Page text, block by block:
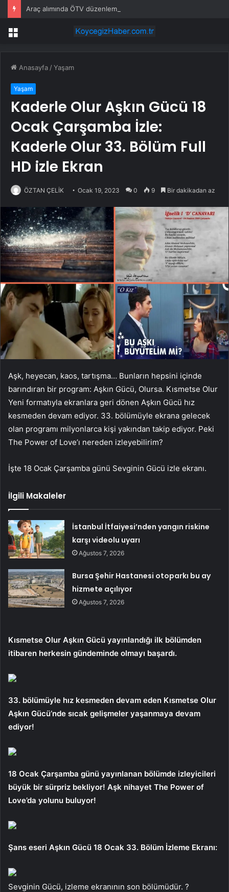
Menü
Anasayfa /Yaşam
Yaşam
Kaderle Olur Aşkın Gücü 18
Ocak Çarşamba İzle:
Kaderle Olur 33. Bölüm Full
HD izle Ekran
ÖZTAN ÇELİK Ocak 19, 2023 0 9 Bir dakikadan az
Aşk, heyecan, kaos, tartışma… Bunların hepsini içinde
barındıran bir program: Aşkın Gücü, Olursa. Kısmetse Olur
Yeni formatıyla ekranlara geri dönen Aşkın Gücü hız
kesmeden devam ediyor. 33. bölümüyle ekrana gelecek
olan programı milyonlarca kişi yakından takip ediyor. Peki
The Power of Love’ı nereden izleyebilirim?
İşte 18 Ocak Çarşamba günü Sevginin Gücü izle ekranı.
İlgili Makaleler
İstanbul İtfaiyesi’nden yangın riskine
karşı videolu uyarı
Ağustos 7, 2026
Bursa Şehir Hastanesi otoparkı bu ay
hizmete açılıyor
Ağustos 7, 2026
Kısmetse Olur Aşkın Gücü yayınlandığı ilk bölümden
itibaren herkesin gündeminde olmayı başardı.
33. bölümüyle hız kesmeden devam eden Kısmetse Olur
Aşkın Gücü’nde sıcak gelişmeler yaşanmaya devam
ediyor!
18 Ocak Çarşamba günü yayınlanan bölümde izleyicileri
büyük bir sürpriz bekliyor! Aşk nihayet The Power of
Love’da yolunu buluyor!
Şans eseri Aşkın Gücü 18 Ocak 33. Bölüm İzleme Ekranı:
Sevginin Gücü, izleme ekranının son bölümüdür. ?